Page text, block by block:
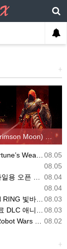
+
크림슨 문(Crimson Moon) 동영상
08.05
영상(한국어 자막)
08.05
08.04
생존 크래프트
08.04
08.03
판매, 8월 5일 시작
08.03
월 5일 판매 시작
08.02
제작 결정
+